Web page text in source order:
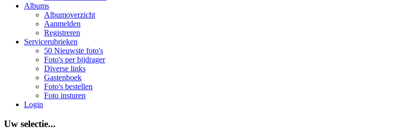
Albums
Albumoverzicht
Aanmelden
Registreren
Servicerubrieken
50 Nieuwste foto's
Foto's per bijdrager
Diverse links
Gastenboek
Foto's bestellen
Foto insturen
Login
Uw selectie...